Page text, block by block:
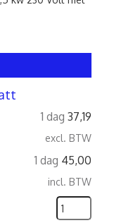
1 dag 37,19
excl. BTW
1 dag 45,00
incl. BTW